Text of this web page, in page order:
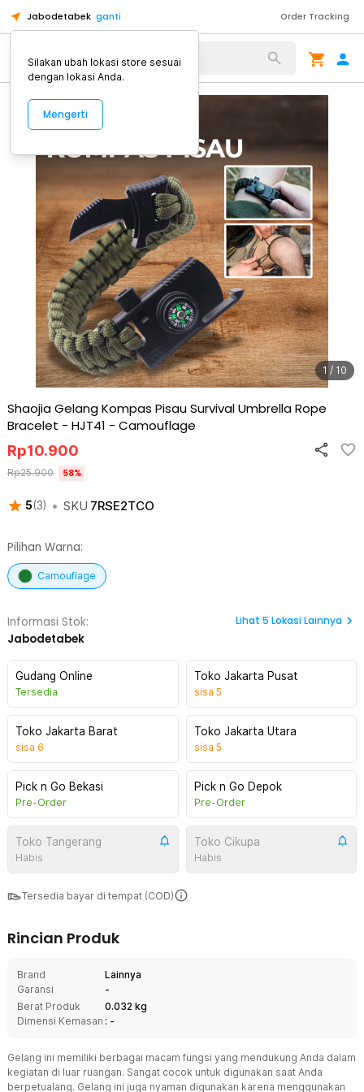
Jabodetabek ganti Order Tracking
Alat Kopi
1 / 10
Shaojia Gelang Kompas Pisau Survival Umbrella Rope
Bracelet - HJT41 - Camouflage
5(3) • SKU 7RSE2TCO
Rp10.900
Rp25.900 58%
Pilihan Warna:
Camouflage
Informasi Stok:
Jabodetabek
Lihat 5 Lokasi Lainnya
Gudang Online
Tersedia
Toko Jakarta Pusat
sisa 5
Toko Jakarta Barat
sisa 6
Toko Jakarta Utara
sisa 5
Pick n Go Bekasi
Pre-Order
Pick n Go Depok
Pre-Order
Toko Tangerang
Habis
Toko Cikupa
Habis
Tersedia bayar di tempat (COD)
Rincian Produk
Brand
Lainnya
Garansi
-
Berat Produk
0.032 kg
Dimensi Kemasan : -
Gelang ini memiliki berbagai macam fungsi yang mendukung Anda dalam
kegiatan di luar ruangan. Sangat cocok untuk digunakan saat Anda
berpetualang. Gelang ini juga nyaman digunakan karena menggunakan
Silakan ubah lokasi store sesuai
dengan lokasi Anda.
Mengerti